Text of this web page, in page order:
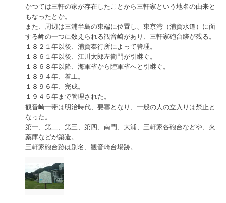
かつては三軒の家が存在したことから三軒家という地名の由来と
もなったとか。
また、周辺は三浦半島の東端に位置し、東京湾（浦賀水道）に面
する岬の一つに数えられる観音崎があり、三軒家砲台跡が残る。
１８２１年以後、浦賀奉行所によって管理。
１８６１年以後、江川太郎左衛門が引継ぐ。
１８６８年以降、海軍省から陸軍省へと引継ぐ。
１８９４年、着工。
１８９６年、完成。
１９４５年まで管理された。
観音崎一帯は明治時代、要塞となり、一般の人の立入りは禁止と
なった。
第一、第二、第三、第四、南門、大浦、三軒家各砲台などや、火
薬庫などが築造。
三軒家砲台跡は別名、観音崎台場跡。